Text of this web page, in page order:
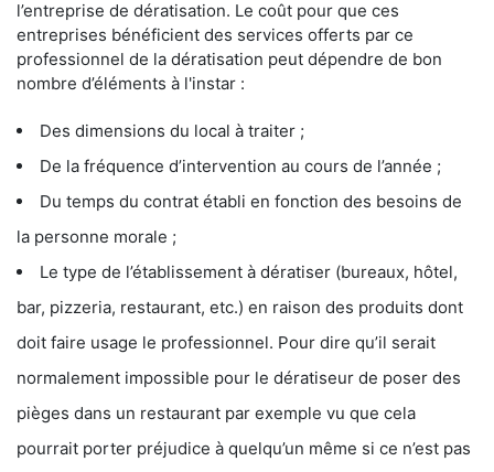
l’entreprise de dératisation. Le coût pour que ces
entreprises bénéficient des services offerts par ce
professionnel de la dératisation peut dépendre de bon
nombre d’éléments à l'instar :
Des dimensions du local à traiter ;
De la fréquence d’intervention au cours de l’année ;
Du temps du contrat établi en fonction des besoins de
la personne morale ;
Le type de l’établissement à dératiser (bureaux, hôtel,
bar, pizzeria, restaurant, etc.) en raison des produits dont
doit faire usage le professionnel. Pour dire qu’il serait
normalement impossible pour le dératiseur de poser des
pièges dans un restaurant par exemple vu que cela
pourrait porter préjudice à quelqu’un même si ce n’est pas